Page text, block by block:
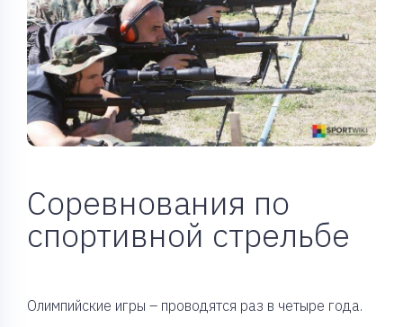
Соревнования по
спортивной стрельбе
Олимпийские игры – проводятся раз в четыре года.